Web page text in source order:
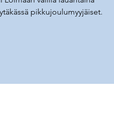
pikkujoulumyyjäiset.